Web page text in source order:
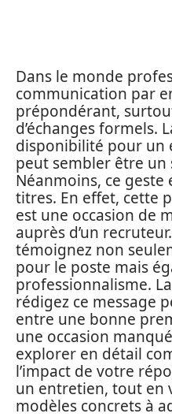
Dans le monde
communication par
prépondérant,
d’échanges formels.
disponibilité pour un
peut sembler être un
Néanmoins, ce
titres. En effet, cette
est une occasion de
auprès d’un
témoignez non
pour le poste mais
professionnalisme.
rédigez ce message
entre une bonne
une occasion
explorer en détail
l’impact de votre
un entretien, tout en
modèles concrets à